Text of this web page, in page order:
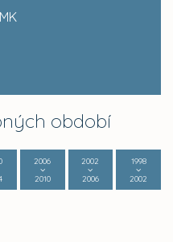
období
2006
2010
2002
2006
1998
2002